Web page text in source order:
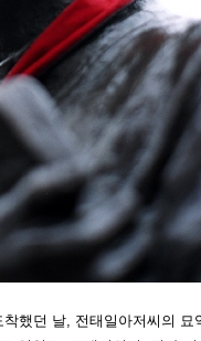
했던 날, 전태일아저씨의